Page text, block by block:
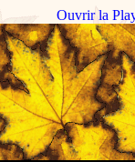
Ouvrir la